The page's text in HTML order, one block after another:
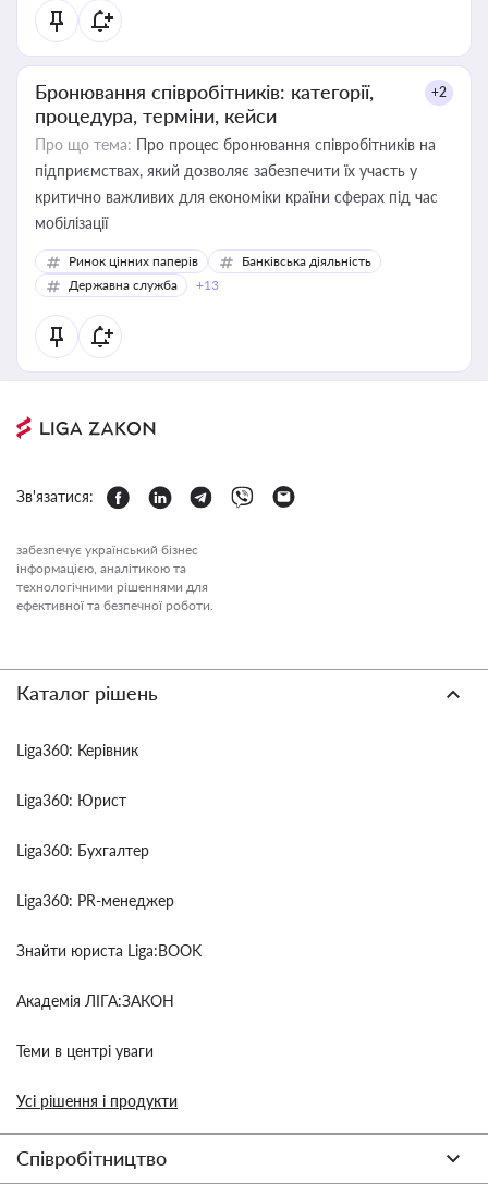
Бронювання співробітників: категорії,
процедура, терміни, кейси
+2
Про що тема: Про процес бронювання співробітників на
підприємствах, який дозволяє забезпечити їх участь у
критично важливих для економіки країни сферах під час
мобілізації
Ринок цінних паперів
Банківська діяльність
Державна служба
+13
Зв'язатися:
забезпечує український бізнес
інформацією, аналітикою та
технологічними рішеннями для
ефективної та безпечної роботи.
Каталог рішень
Liga360: Керівник
Liga360: Юрист
Liga360: Бухгалтер
Liga360: PR-менеджер
Знайти юриста Liga:BOOK
Академія ЛІГА:ЗАКОН
Теми в центрі уваги
Усі рішення і продукти
Співробітництво